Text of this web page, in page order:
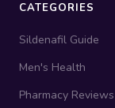
CATEGORIES
Sildenafil Guide
Men's Health
Pharmacy Reviews